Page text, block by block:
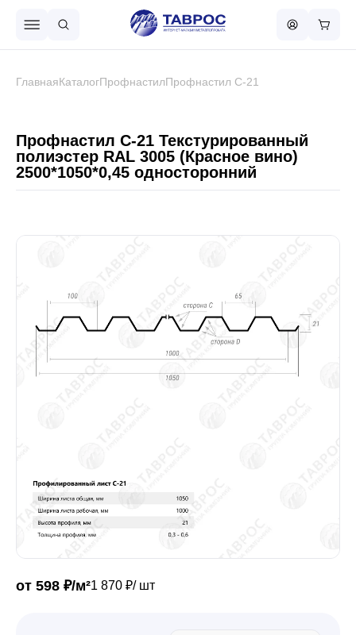
Металлочерепица
Водосточная система
Профили для гипсокартона
ГлавнаяКаталогПрофнастилПрофнастил С-21
Профнастил С-21 Текстурированный
полиэстер RAL 3005 (Красное вино)
2500*1050*0,45 односторонний
от 598 ₽/м²1 870 ₽/ шт